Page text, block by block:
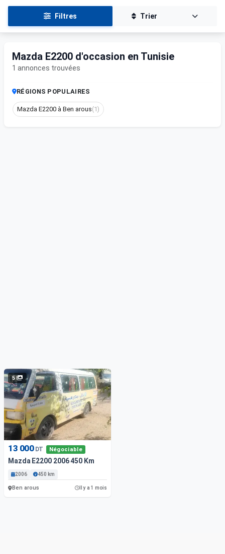
Filtres Trier
Mazda E2200 d'occasion en Tunisie
1 annonces trouvées
RÉGIONS POPULAIRES
Mazda E2200 à Ben arous(1)
5
13 000 DT Négociable
Mazda E2200 2006 450 Km
2006 450 km
Ben arous Il y a 1 mois